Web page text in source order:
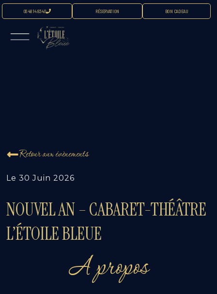
06 48 14 83 40 RÉSERVATION BON CADEAU
Retour aux évènements
Le30 Juin 2026
NOUVEL AN – CABARET-THÉÂTRE
L’ÉTOILE BLEUE
A propos